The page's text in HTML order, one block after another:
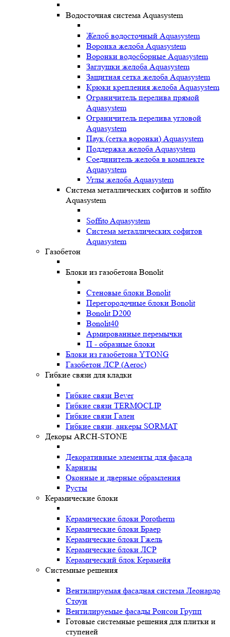
Водосточная система Aquasystem
Желоб водосточный Aquasystem
Воронка желоба Aquasystem
Воронки водосборные Aquasystem
Заглушки желоба Aquasystem
Защитная сетка желоба Aquasystem
Крюки крепления желоба Aquasystem
Ограничитель перелива прямой
Aquasystem
Ограничитель перелива угловой
Aquasystem
Паук (сетка воронки) Aquasystem
Поддержка желоба Aquasystem
Соединитель желоба в комплекте
Aquasystem
Углы желоба Aquasystem
Система металлических софитов и soffito
Aquasystem
Soffito Aquasystem
Система металлических софитов
Aquasystem
Газобетон
Блоки из газобетона Bonolit
Стеновые блоки Bonolit
Перегородочные блоки Bonolit
Bonolit D200
Bonolit40
Армированные перемычки
П - образные блоки
Блоки из газобетона YTONG
Газобетон ЛСР (Aeroc)
Гибкие связи для кладки
Гибкие связи Bever
Гибкие связи TERMOCLIP
Гибкие связи Гален
Гибкие связи, анкеры SORMAT
Декоры ARCH-STONE
Декоративные элементы для фасада
Карнизы
Оконные и дверные обрамления
Русты
Керамические блоки
Керамические блоки Porotherm
Керамические блоки Браер
Керамические блоки Гжель
Керамические блоки ЛСР
Керамический блок Керамейя
Системные решения
Вентилируемая фасадная система Леонардо
Стоун
Вентилируемые фасады Ронсон Групп
Готовые системные решения для плитки и
ступеней